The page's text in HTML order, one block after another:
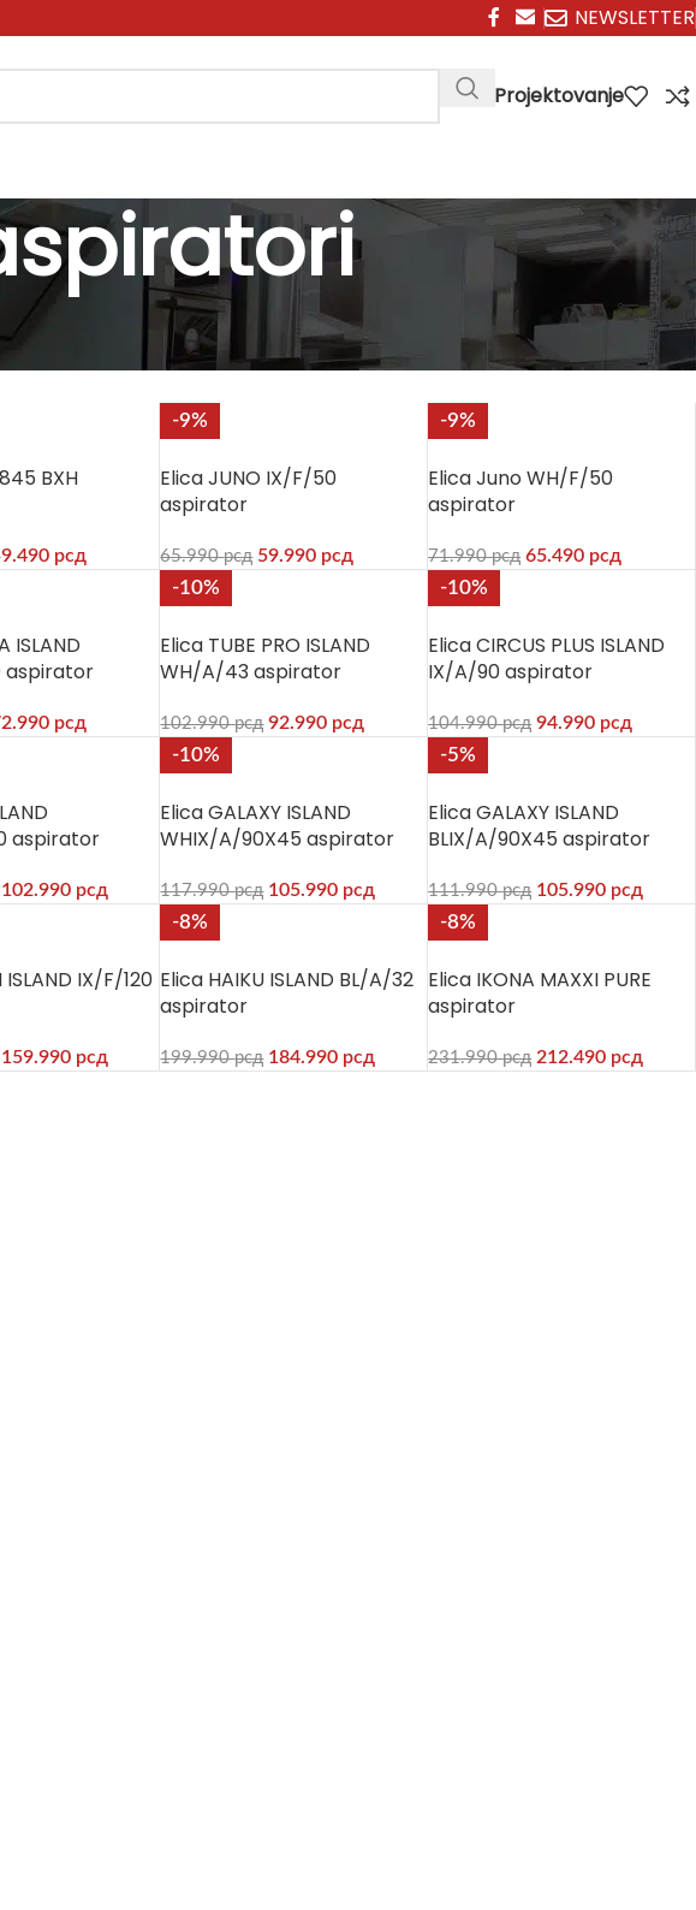
NEWSLETTER
Projektovanje
9 Filteri
BXH
рсд
-9%
Elica JUNO IX/F/50
aspirator
65.990рсд 59.990 рсд
-9%
Elica Juno WH/F/50
aspirator
71.990рсд 65.490 рсд
ISLAND
aspirator
рсд
-10%
Elica TUBE PRO ISLAND
WH/A/43 aspirator
102.990рсд 92.990 рсд
-10%
Elica CIRCUS PLUS ISLAND
IX/A/90 aspirator
104.990рсд 94.990 рсд
aspirator
102.990 рсд
-10%
Elica GALAXY ISLAND
WHIX/A/90X45 aspirator
117.990рсд 105.990 рсд
-5%
Elica GALAXY ISLAND
BLIX/A/90X45 aspirator
111.990рсд 105.990 рсд
IX/F/120
159.990 рсд
-8%
Elica HAIKU ISLAND BL/A/32
aspirator
199.990рсд 184.990 рсд
-8%
Elica IKONA MAXXI PURE
aspirator
231.990рсд 212.490 рсд